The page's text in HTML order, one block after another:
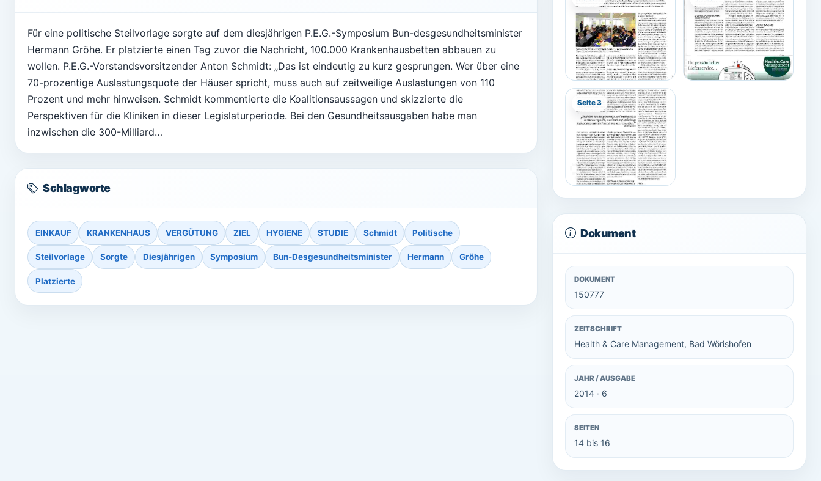
Für eine politische Steilvorlage sorgte auf dem diesjährigen P.E.G.-Symposium Bun-desgesundheitsminister
Hermann Gröhe. Er platzierte einen Tag zuvor die Nachricht, 100.000 Krankenhausbetten abbauen zu
wollen. P.E.G.-Vorstandsvorsitzender Anton Schmidt: „Das ist eindeutig zu kurz gesprungen. Wer über eine
70-prozentige Auslastungsquote der Häuser spricht, muss auch auf zeitweilige Auslastungen von 110
Prozent und mehr hinweisen. Schmidt kommentierte die Koalitionsaussagen und skizzierte die
Perspektiven für die Kliniken in dieser Legislaturperiode. Bei den Gesundheitsausgaben habe man
inzwischen die 300-Milliard…
Schlagworte
EINKAUF KRANKENHAUS VERGÜTUNG ZIEL HYGIENE STUDIE Schmidt Politische
Steilvorlage Sorgte Diesjährigen Symposium Bun-Desgesundheitsminister Hermann Gröhe
Platzierte
Seite 3
Dokument
DOKUMENT
150777
ZEITSCHRIFT
Health & Care Management, Bad Wörishofen
JAHR / AUSGABE
2014 · 6
SEITEN
14 bis 16